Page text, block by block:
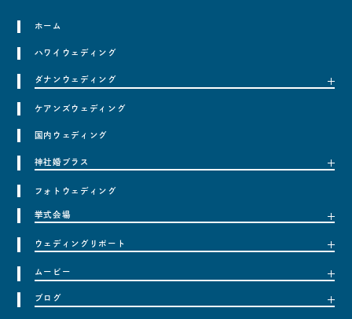
ホーム
ハワイウェディング
ダナンウェディング
ダナンウェディングについて
フォトウェディング
トラベルインフォメーション
ケアンズウェディング
国内ウェディング
神社婚プラス
神社婚＋とは
料金プラン
フォトウェディング
挙式会場
挙式会場一覧
ハワイ挙式会場一覧
ダナンウェディング
ウェディングリポート
ウェディングリポート一覧
ハワイウェディング
ムービー
ムービー一覧
ブログ